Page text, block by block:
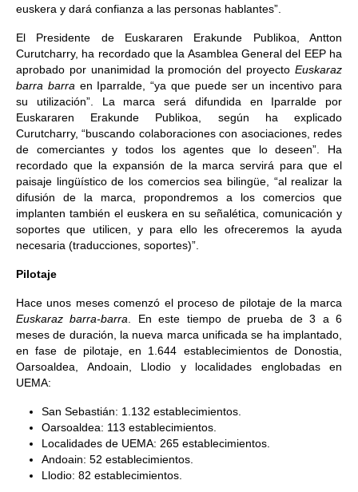
euskera y dará confianza a las personas hablantes”.
El Presidente de Euskararen Erakunde Publikoa, Antton
Curutcharry, ha recordado que la Asamblea General del EEP ha
aprobado por unanimidad la promoción del proyecto Euskaraz
barra barra en Iparralde, “ya que puede ser un incentivo para
su utilización”. La marca será difundida en Iparralde por
Euskararen Erakunde Publikoa, según ha explicado
Curutcharry, “buscando colaboraciones con asociaciones, redes
de comerciantes y todos los agentes que lo deseen”. Ha
recordado que la expansión de la marca servirá para que el
paisaje lingüístico de los comercios sea bilingüe, “al realizar la
difusión de la marca, propondremos a los comercios que
implanten también el euskera en su señalética, comunicación y
soportes que utilicen, y para ello les ofreceremos la ayuda
necesaria (traducciones, soportes)”.
Pilotaje
Hace unos meses comenzó el proceso de pilotaje de la marca
Euskaraz barra-barra . En este tiempo de prueba de 3 a 6
meses de duración, la nueva marca unificada se ha implantado,
en fase de pilotaje, en 1.644 establecimientos de Donostia,
Oarsoaldea, Andoain, Llodio y localidades englobadas en
UEMA:
San Sebastián: 1.132 establecimientos.
Oarsoaldea: 113 establecimientos.
Localidades de UEMA: 265 establecimientos.
Andoain: 52 establecimientos.
Llodio: 82 establecimientos.